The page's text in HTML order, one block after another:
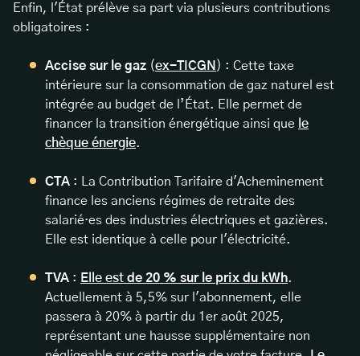
Enfin, l'État prélève sa part via plusieurs contributions
obligatoires :
Accise sur le gaz (ex-TICGN ) : Cette taxe
intérieure sur la consommation de gaz naturel est
intégrée au budget de l’État. Elle permet de
financer la transition énergétique ainsi que le
chèque énergie.
CTA : La Contribution Tarifaire d'Acheminement
finance les anciens régimes de retraite des
salarié·es des industries électriques et gazières.
Elle est identique à celle pour l'électricité.
TVA : Elle est de 20 % sur le prix du kWh.
Actuellement à 5,5% sur l'abonnement, elle
passera à 20% à partir du 1er août 2025,
représentant une hausse supplémentaire non